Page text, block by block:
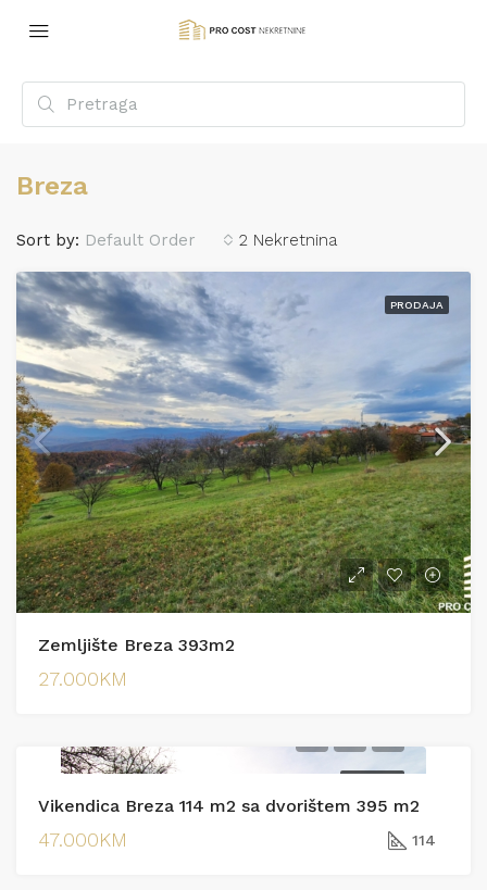
Breza
2 Nekretnina
Sort by: Default Order
PRODAJA
Zemljište Breza 393m2
27.000KM
Vikendica Breza 114 m2 sa dvorištem 395 m2
47.000KM 114